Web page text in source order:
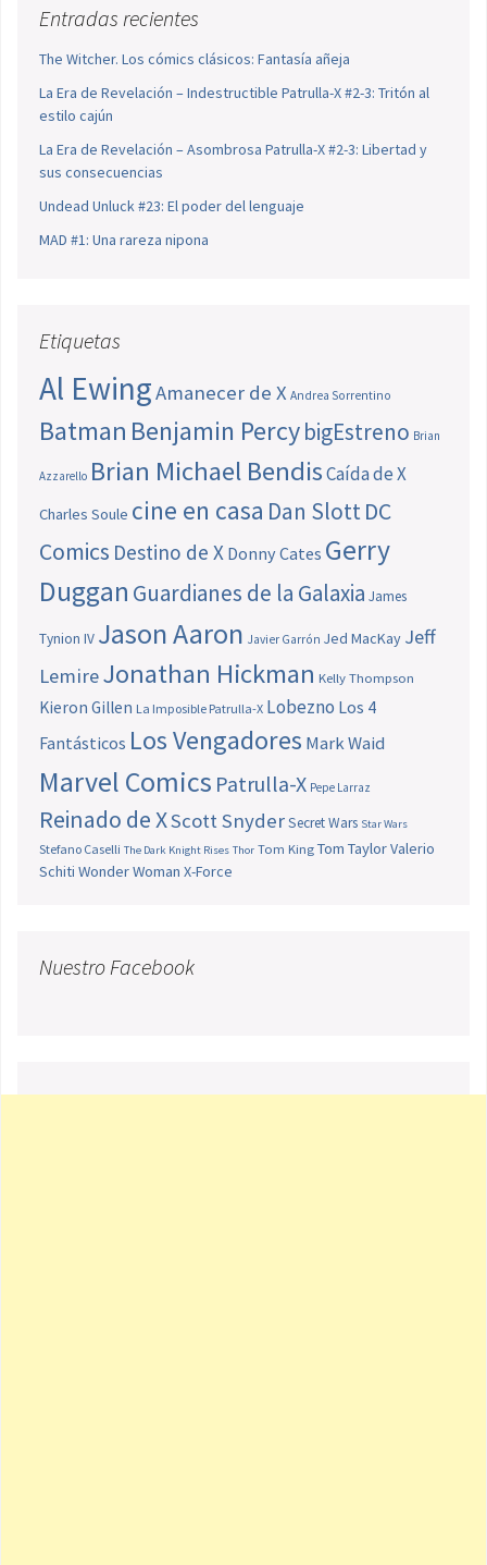
Entradas recientes
The Witcher. Los cómics clásicos: Fantasía añeja
La Era de Revelación – Indestructible Patrulla-X #2-3: Tritón al
estilo cajún
La Era de Revelación – Asombrosa Patrulla-X #2-3: Libertad y
sus consecuencias
Undead Unluck #23: El poder del lenguaje
MAD #1: Una rareza nipona
Etiquetas
Al EwingAmanecer de X Andrea Sorrentino
Batman Benjamin PercybigEstreno Brian
Azzarello Brian Michael BendisCaída de X
Charles Soule cine en casa Dan SlottDC
Comics Destino de X Donny Cates Gerry
Duggan Guardianes de la Galaxia James
Tynion IV Jason Aaron Javier Garrón Jed MacKay Jeff
LemireJonathan Hickman Kelly Thompson
Kieron Gillen La Imposible Patrulla-X Lobezno Los 4
Fantásticos Los Vengadores Mark Waid
Marvel Comics Patrulla-X Pepe Larraz
Reinado de XScott SnyderSecret Wars Star Wars
Stefano Caselli The Dark Knight Rises Thor Tom King Tom TaylorValerio
Schiti Wonder Woman X-Force
Nuestro Facebook